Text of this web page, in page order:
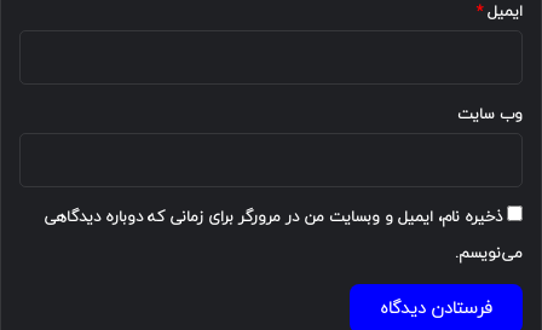
ایمیل*
وب‌ سایت
ذخیره نام، ایمیل و وبسایت من در مرورگر برای زمانی که دوباره دیدگاهی
می‌نویسم.